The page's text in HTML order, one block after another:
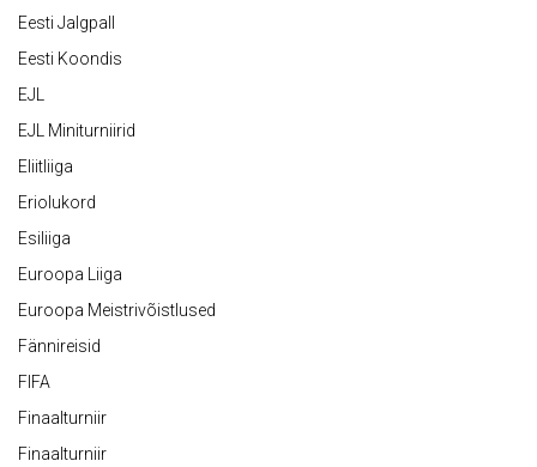
Eesti Jalgpall
Eesti Koondis
EJL
EJL Miniturniirid
Eliitliiga
Eriolukord
Esiliiga
Euroopa Liiga
Euroopa Meistrivõistlused
Fännireisid
FIFA
Finaalturniir
Finaalturniir